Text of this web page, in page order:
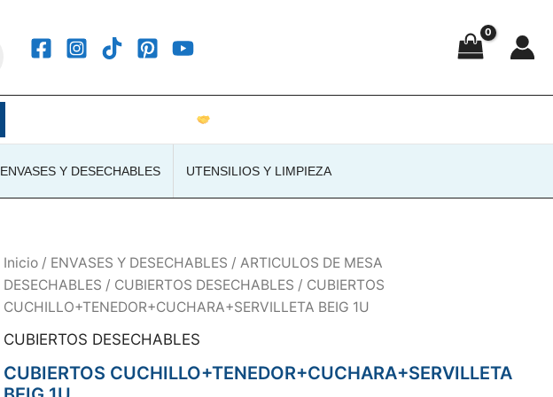
ENVASES Y DESECHABLES UTENSILIOS Y LIMPIEZA
Inicio / ENVASES Y DESECHABLES /ARTICULOS DE MESA
DESECHABLES / CUBIERTOS DESECHABLES / CUBIERTOS
CUCHILLO+TENEDOR+CUCHARA+SERVILLETA BEIG 1U
CUBIERTOS DESECHABLES
CUBIERTOS CUCHILLO+TENEDOR+CUCHARA+SERVILLETA